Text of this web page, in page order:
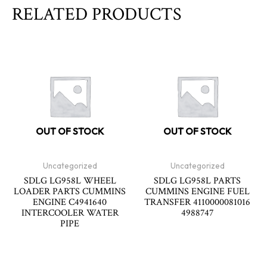
RELATED PRODUCTS
OUT OF STOCK
Uncategorized
SDLG LG958L WHEEL
LOADER PARTS CUMMINS
ENGINE C4941640
INTERCOOLER WATER
PIPE
OUT OF STOCK
Uncategorized
SDLG LG958L PARTS
CUMMINS ENGINE FUEL
TRANSFER 4110000081016
4988747